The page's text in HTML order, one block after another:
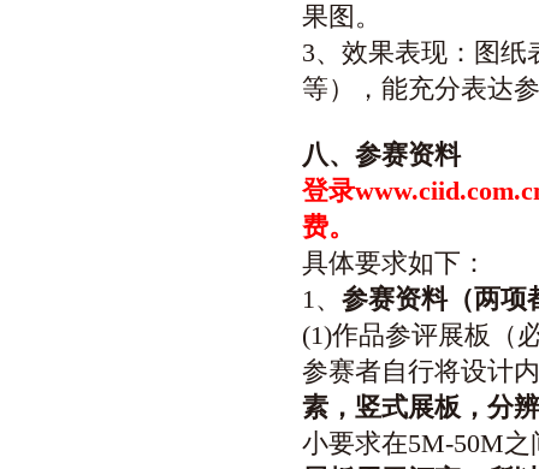
果图。
3、效果表现：图纸
等），能充分表达
八、参赛资料
登录
费。
具体要求如下：
1、 参赛资料（两项
(1)作品参评展板（
参赛者自行将设计
素， 竖式展板，分
小要求在5M-50M